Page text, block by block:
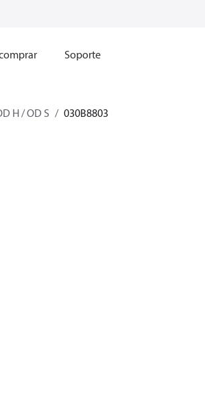
Soporte
H / OD S 030B8803